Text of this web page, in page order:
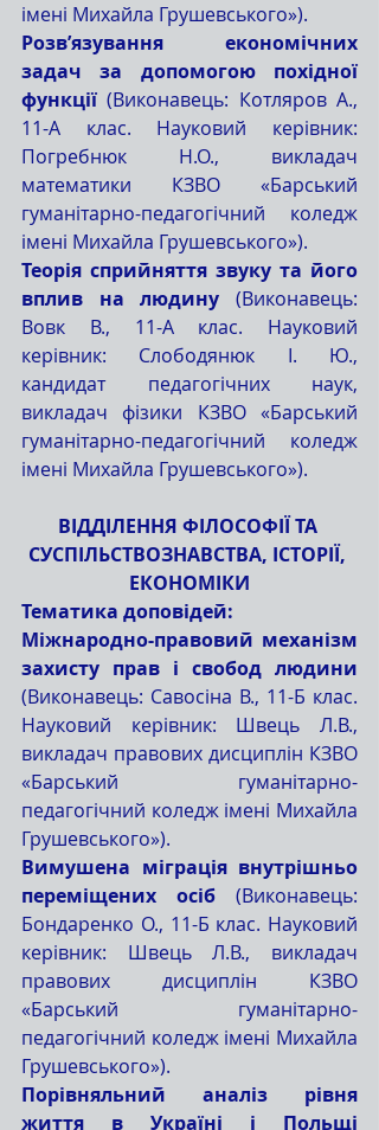
імені Михайла Грушевського»).
Розв’язування економічних
задач за допомогою похідної
функції (Виконавець: Котляров А.,
11-А клас. Науковий керівник:
Погребнюк Н.О., викладач
математики КЗВО «Барський
гуманітарно-педагогічний коледж
імені Михайла Грушевського»).
Теорія сприйняття звуку та його
вплив на людину (Виконавець:
Вовк В., 11-А клас. Науковий
керівник: Слободянюк І. Ю.,
кандидат педагогічних наук,
викладач фізики КЗВО «Барський
гуманітарно-педагогічний коледж
імені Михайла Грушевського»).
ВІДДІЛЕННЯ ФІЛОСОФІЇ ТА
СУСПІЛЬСТВОЗНАВСТВА, ІСТОРІЇ,
ЕКОНОМІКИ
Тематика доповідей:
Міжнародно-правовий механізм
(Виконавець: Савосіна В., 11-Б клас.
Науковий керівник: Швець Л.В.,
викладач правових дисциплін КЗВО
«Барський гуманітарно-
педагогічний коледж імені Михайла
Грушевського»).
Вимушена міграція внутрішньо
переміщених осіб (Виконавець:
Бондаренко О., 11-Б клас. Науковий
керівник: Швець Л.В., викладач
правових дисциплін КЗВО
«Барський гуманітарно-
педагогічний коледж імені Михайла
Грушевського»).
Порівняльний аналіз рівня